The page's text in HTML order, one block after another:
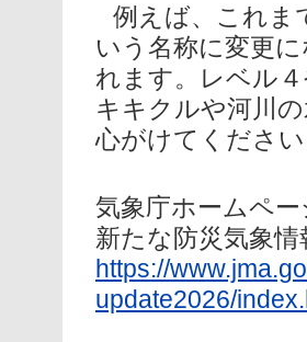
例えば、これま
いう名称に変更
れます。レベル
キキクルや河川
心がけてくださ
気象庁ホームペー
新たな防災気象
https://
update2026/